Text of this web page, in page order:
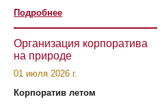
Подробнее
Организация корпоратива
на природе
01 июля 2026 г.
Корпоратив летом